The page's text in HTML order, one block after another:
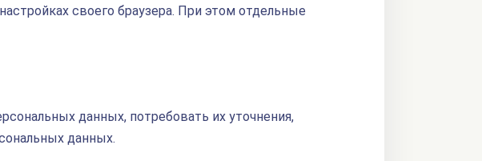
своего браузера. При этом отдельные
данных, потребовать их уточнения,
данных.